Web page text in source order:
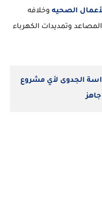
الصحيه وخلافه
وتمديدات الكهرباء
الجدوى لأي مشروع